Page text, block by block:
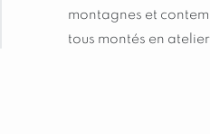
montagnes et
tous montés en